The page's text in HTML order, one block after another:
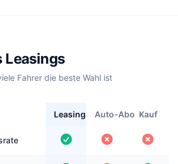
Leasings
Fahrer die beste Wahl ist
Leasing Auto-Abo Kauf